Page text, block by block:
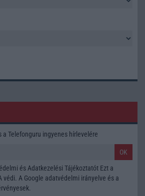
a Telefonguru ingyenes hírlevelére
OK
és Adatkezelési Tájékoztatót Ezt a
védi. A Google adatvédelmi irányelve és a